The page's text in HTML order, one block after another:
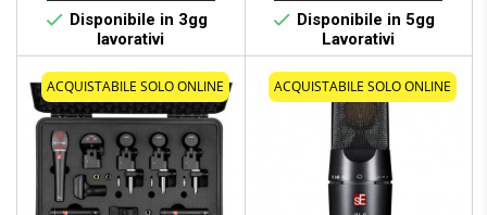
 Disponibile in 3gg
lavorativi
 Disponibile in 5gg
Lavorativi
ACQUISTABILE SOLO ONLINE ACQUISTABILE SOLO ONLINE